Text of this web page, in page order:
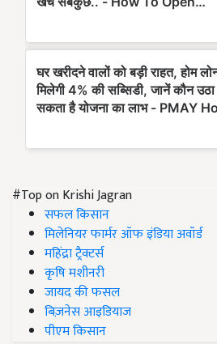
#Top on Krishi Jagran
सफल किसान
मिलेनियर फार्मर ऑफ इंडिया अवॉर्ड
महिंद्रा ट्रैक्टर्स
कृषि मशीनरी
जायद की फसल
बिज़नेस आइडियाज
पीएम किसान